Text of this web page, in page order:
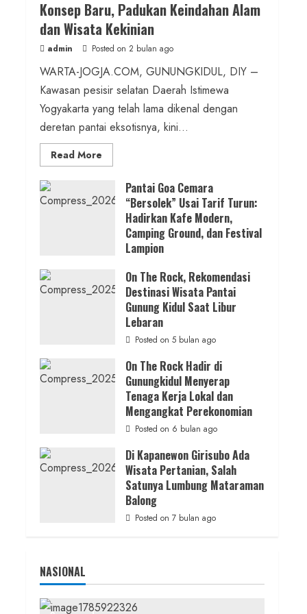
Kalurahan Mandiri Budaya
admin Posted on 18 jam ago
2 min read
Berita KUA Semugih, DIY
Keutamaan Sholawat dan Kunci
Hidup Tenang Jadi Materi Utama
Pengajian Aparat Margosari
Posted on 19 jam ago
Kebakaran Hanguskan Kantin dan
Gudang SD Negeri 1 Jerukan, Polsek
Juwangi Lakukan Olah TKP
Posted on 1 hari ago
Konsep Baru, Padukan Keindahan Alam
dan Wisata Kekinian
admin Posted on 2 bulan ago
WARTA-JOGJA.COM, GUNUNGKIDUL, DIY –
Kawasan pesisir selatan Daerah Istimewa
Yogyakarta yang telah lama dikenal dengan
deretan pantai eksotisnya, kini...
Read More
more
THE
ROCK
Gunungkidul
Hadirkan
Konsep
Padukan
Wisata
Kekinian
Pantai Goa Cemara
“Bersolek” Usai Tarif Turun:
Hadirkan Kafe Modern,
Camping Ground, dan Festival
Lampion
On The Rock, Rekomendasi
Destinasi Wisata Pantai
Gunung Kidul Saat Libur
Lebaran
Posted on 5 bulan ago
On The Rock Hadir di
Gunungkidul Menyerap
Tenaga Kerja Lokal dan
Mengangkat Perekonomian
Posted on 6 bulan ago
Di Kapanewon Girisubo Ada
Wisata Pertanian, Salah
Satunya Lumbung Mataraman
Balong
Posted on 7 bulan ago
NASIONAL